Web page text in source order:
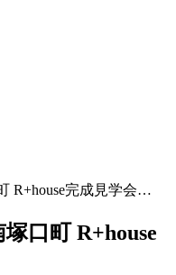
R+house完成見学会…
口町 R+house